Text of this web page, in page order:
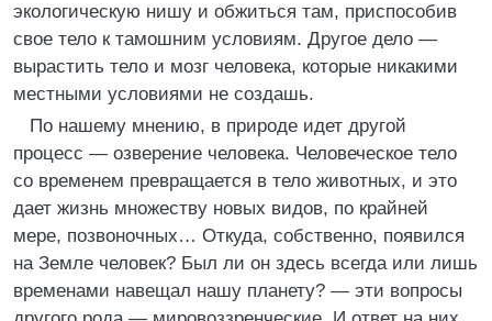
экологическую нишу и обжиться там, приспособив
свое тело к тамошним условиям. Другое дело —
вырастить тело и мозг человека, которые никакими
местными условиями не создашь.
По нашему мнению, в природе идет другой
процесс — озверение человека. Человеческое тело
со временем превращается в тело животных, и это
дает жизнь множеству новых видов, по крайней
мере, позвоночных… Откуда, собственно, появился
на Земле человек? Был ли он здесь всегда или лишь
временами навещал нашу планету? — эти вопросы